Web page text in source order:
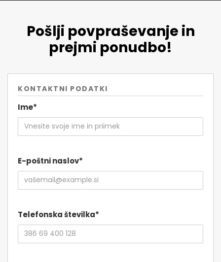
Pošlji povpraševanje in
prejmi ponudbo!
KONTAKTNI PODATKI
Ime*
E-poštni naslov*
Telefonska številka*